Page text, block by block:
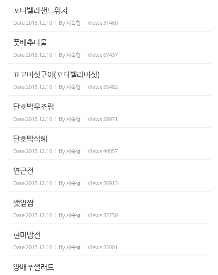
포타벨라샌드위치
Date2015.12.10 By서숙형 Views31460
풋배추나물
Date2015.12.10 By서숙형 Views67437
표고버섯구이(포타벨라버섯)
Date2015.12.10 By서숙형 Views 55482
단호박무조림
Date2015.12.10 By서숙형 Views28971
단호박식혜
Date2015.12.10 By서숙형 Views44057
연근전
Date2015.12.10 By서숙형 Views30913
깻잎쌈
Date2015.12.10 By서숙형 Views32250
현미밥전
Date2015.12.10 By서숙형 Views32001
양배추샐러드